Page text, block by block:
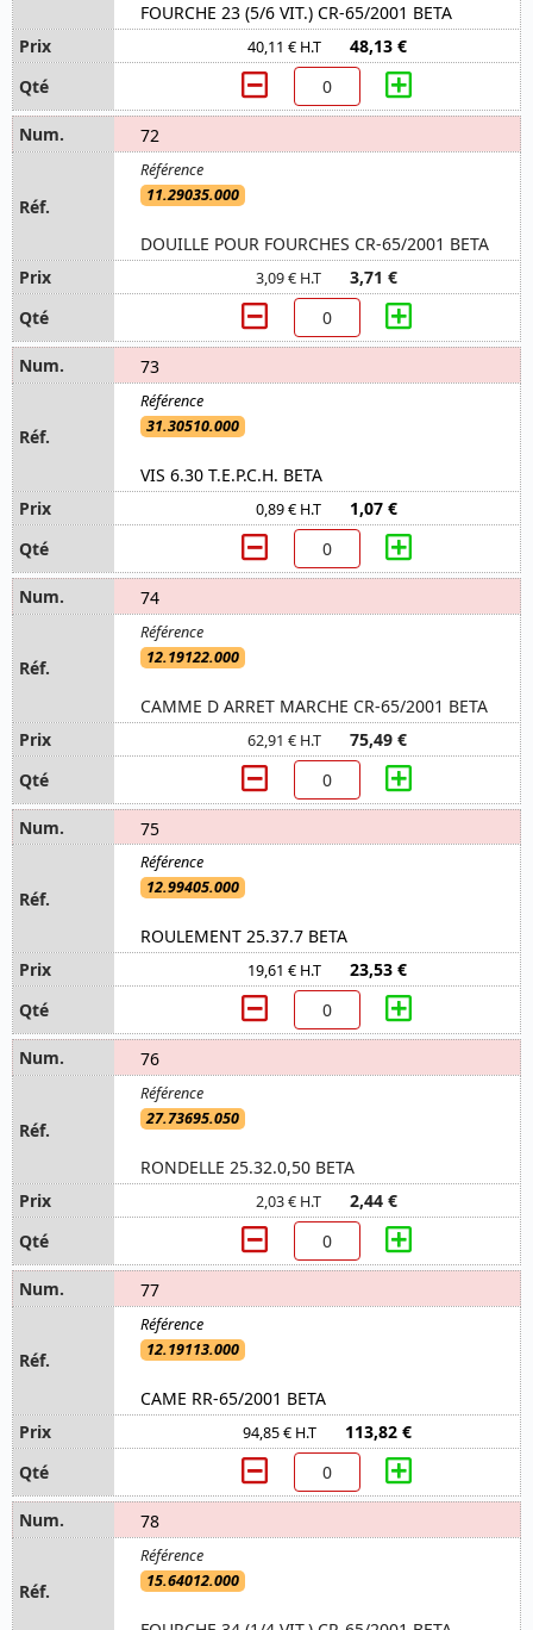
FOURCHE 23 (5/6 VIT.) CR-65/2001 BETA
40,11 € H.T 48,13 €
72
11.29035.000
DOUILLE POUR FOURCHES CR-65/2001 BETA
3,09 € H.T 3,71 €
73
31.30510.000
VIS 6.30 T.E.P.C.H. BETA
0,89 € H.T 1,07 €
74
12.19122.000
CAMME D ARRET MARCHE CR-65/2001 BETA
62,91 € H.T 75,49 €
75
12.99405.000
ROULEMENT 25.37.7 BETA
19,61 € H.T 23,53 €
76
27.73695.050
RONDELLE 25.32.0,50 BETA
2,03 € H.T 2,44 €
77
12.19113.000
CAME RR-65/2001 BETA
94,85 € H.T 113,82 €
78
15.64012.000